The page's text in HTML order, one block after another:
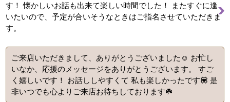
す！ 懐かしいお話も出来て楽しい時間でした！ またすぐに逢
いたいので、予定が合いそうなときはご指名させていただきま
す。
ご来店いただきまして、ありがとうございました☺️ お忙し
いなか、応援のメッセージをありがとうございます。 すご
く嬉しいです！ お話ししやすくて 私も楽しかったです💟 是
非いつでも心よりご来店お待ちしております☘️